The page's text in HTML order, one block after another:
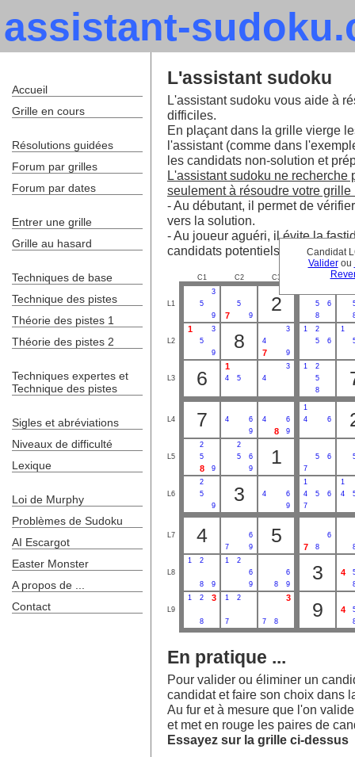
assistant-
Candidat
Validerou
L'assistant sudoku
L'assistant sudoku vous aide à
difficiles.
En plaçant dans la grille vierge
l'assistant (comme dans
les candidats non-solution et
L'assistant sudoku ne
seulement à résoudre votre grille
- Au débutant, il permet de
vers la solution.
- Au joueur aguéri, il évite la
candidats potentiels.
C1 C2 C3
L1
3
5
9
5
7 9
2 5
6
8
L2
1
3
5
9
8
3
4
7 9
1
2
5
6
1
L3 6
1
4 5
3
4
1
2
5
8
L4 7 4
6
9
4 6
8 9
1
4
6
L5
2
5
8 9
2
5
6
9
1 5
6
7
L6
2
5
9
3 4
6
9
1
4
5
6
7
1
4
L7 4
6
7
9
5 6
7 8
L8
1 2
8 9
1
2
6
9
6
8
9
3 4
L9
1 2 3
8
1 2
7
3
7 8
9 4
En pratique ...
Pour valider ou éliminer un
candidat et faire son choix dans
Au fur et à mesure que l'on
et met en rouge les paires de
Essayez sur la grille ci-dessus
Accueil
Grille en cours
Résolutions guidées
Forum par grilles
Forum par dates
Entrer une grille
Grille au hasard
Techniques de base
Technique des pistes
Théorie des pistes 1
Théorie des pistes 2
Techniques expertes et
Technique des pistes
Sigles et abréviations
Niveaux de difficulté
Lexique
Loi de Murphy
Problèmes de Sudoku
AI Escargot
Easter Monster
A propos de ...
Contact